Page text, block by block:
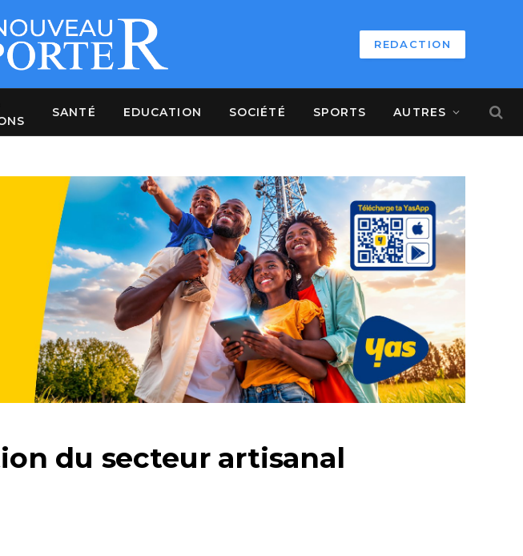
REDACTION
SANTÉ EDUCATION SOCIÉTÉ SPORTS AUTRES
du secteur artisanal